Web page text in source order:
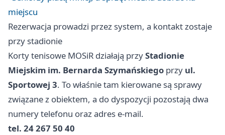
miejscu
Rezerwacja prowadzi przez system, a kontakt zostaje
przy stadionie
Korty tenisowe MOSiR działają przyStadionie
Miejskim im. Bernarda Szymańskiego przy ul.
Sportowej 3. To właśnie tam kierowane są sprawy
związane z obiektem, a do dyspozycji pozostają dwa
numery telefonu oraz adres e-mail.
tel. 24 267 50 40